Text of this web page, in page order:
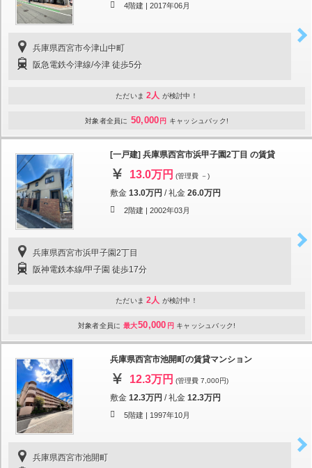
4階建 | 2017年06月
兵庫県西宮市今津山中町
阪急電鉄今津線/今津 徒歩5分
ただいま 2人 が検討中！
対象者全員に 50,000 円 キャッシュバック!
[一戸建] 兵庫県西宮市浜甲子園2丁目 の賃貸
13.0万円 (管理費 －)
敷金 13.0万円 /礼金 26.0万円
2階建 | 2002年03月
兵庫県西宮市浜甲子園2丁目
阪神電鉄本線/甲子園 徒歩17分
ただいま 2人 が検討中！
対象者全員に 最大50,000 円 キャッシュバック!
兵庫県西宮市池開町の賃貸マンション
12.3万円 (管理費 7,000円)
敷金 12.3万円 /礼金 12.3万円
5階建 | 1997年10月
兵庫県西宮市池開町